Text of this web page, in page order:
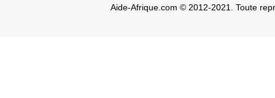
Aide-Afrique.com © 2012-2021. Toute